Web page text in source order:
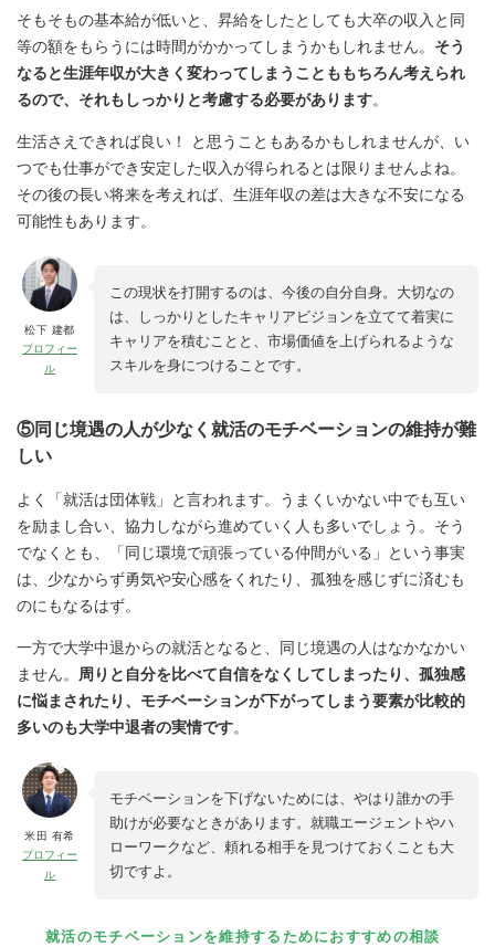
そもそもの基本給が低いと、昇給をしたとしても大卒の収入と同
等の額をもらうには時間がかかってしまうかもしれません。 そう
なると生涯年収が大きく変わってしまうことももちろん考えられ
るので、それもしっかりと考慮する必要があります。
生活さえできれば良い！ と思うこともあるかもしれませんが、い
つでも仕事ができ安定した収入が得られるとは限りませんよね。
その後の長い将来を考えれば、生涯年収の差は大きな不安になる
可能性もあります。
松下 建都
プロフィー
ル
この現状を打開するのは、今後の自分自身。大切なの
は、しっかりとしたキャリアビジョンを立てて着実に
キャリアを積むことと、市場価値を上げられるような
スキルを身につけることです。
⑤同じ境遇の人が少なく就活のモチベーションの維持が難
しい
よく「就活は団体戦」と言われます。うまくいかない中でも互い
を励まし合い、協力しながら進めていく人も多いでしょう。そう
でなくとも、「同じ環境で頑張っている仲間がいる」という事実
は、少なからず勇気や安心感をくれたり、孤独を感じずに済むも
のにもなるはず。
一方で大学中退からの就活となると、同じ境遇の人はなかなかい
ません。 周りと自分を比べて自信をなくしてしまったり、孤独感
に悩まされたり、モチベーションが下がってしまう要素が比較的
多いのも大学中退者の実情です。
米田 有希
プロフィー
ル
モチベーションを下げないためには、やはり誰かの手
助けが必要なときがあります。就職エージェントやハ
ローワークなど、頼れる相手を見つけておくことも大
切ですよ。
就活のモチベーションを維持するためにおすすめの相談